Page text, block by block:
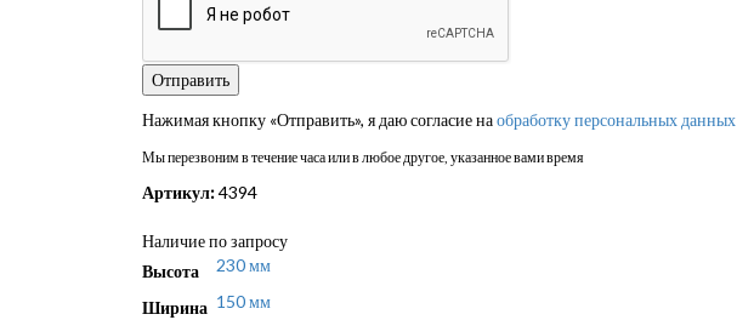
Нажимая кнопку «Отправить», я даю согласие наобработку персональных данных
Мы перезвоним в течение часа или в любое другое, указанное вами время
Артикул:4394
Наличие по запросу
Высота
230 мм
Ширина 150 мм